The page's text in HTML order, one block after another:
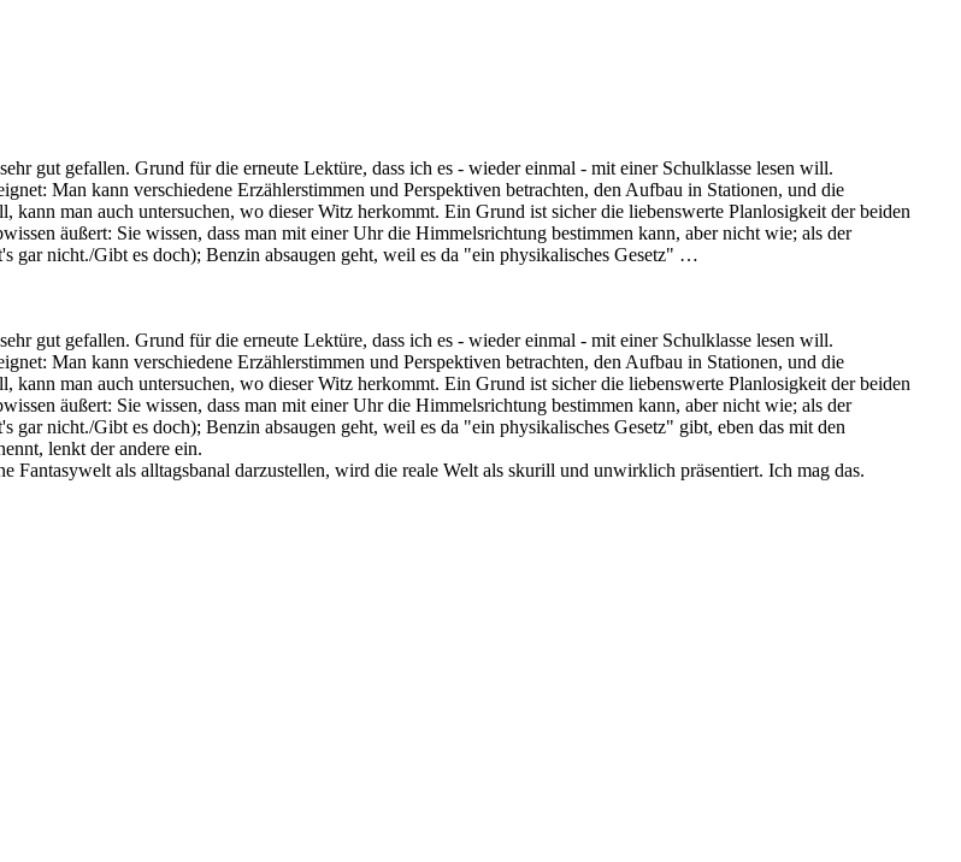
gut gefallen. Grund für die erneute Lektüre, dass ich es - wieder einmal - mit einer Schulklasse lesen will.
Man kann verschiedene Erzählerstimmen und Perspektiven betrachten, den Aufbau in Stationen, und die
man auch untersuchen, wo dieser Witz herkommt. Ein Grund ist sicher die liebenswerte Planlosigkeit der beiden
äußert: Sie wissen, dass man mit einer Uhr die Himmelsrichtung bestimmen kann, aber nicht wie; als der
gar nicht./Gibt es doch); Benzin absaugen geht, weil es da "ein physikalisches Gesetz" …
gut gefallen. Grund für die erneute Lektüre, dass ich es - wieder einmal - mit einer Schulklasse lesen will.
Man kann verschiedene Erzählerstimmen und Perspektiven betrachten, den Aufbau in Stationen, und die
man auch untersuchen, wo dieser Witz herkommt. Ein Grund ist sicher die liebenswerte Planlosigkeit der beiden
äußert: Sie wissen, dass man mit einer Uhr die Himmelsrichtung bestimmen kann, aber nicht wie; als der
nicht./Gibt es doch); Benzin absaugen geht, weil es da "ein physikalisches Gesetz" gibt, eben das mit den
lenkt der andere ein.
Fantasywelt als alltagsbanal darzustellen, wird die reale Welt als skurill und unwirklich präsentiert. Ich mag das.